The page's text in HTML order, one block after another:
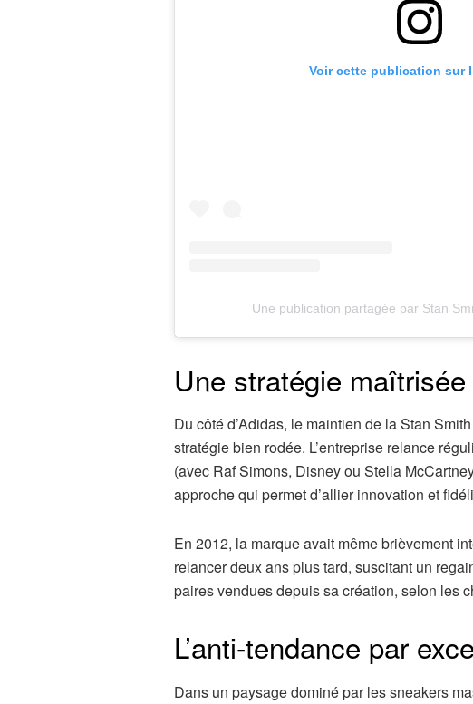
Voir cette publication sur
Une publication partagée par Stan
Une stratégie maîtrisée
Du côté d’Adidas, le maintien de la Stan
stratégie bien rodée. L’entreprise relance
(avec Raf Simons, Disney ou Stella
approche qui permet d’allier innovation et
En 2012, la marque avait même brièvement
relancer deux ans plus tard, suscitant un
paires vendues depuis sa création, selon les
L’anti-tendance par
Dans un paysage dominé par les sneakers